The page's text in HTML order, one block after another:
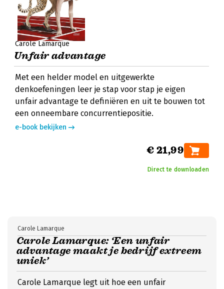
Carole Lamarque
Unfair advantage
Met een helder model en uitgewerkte
denkoefeningen leer je stap voor stap je eigen
unfair advantage te definiëren en uit te bouwen tot
een onneembare concurrentiepositie.
e-book bekijken
€ 21,99
Direct te downloaden
Carole Lamarque: ‘Een unfair
advantage maakt je bedrijf extreem
uniek’
Carole Lamarque
Carole Lamarque legt uit hoe een unfair